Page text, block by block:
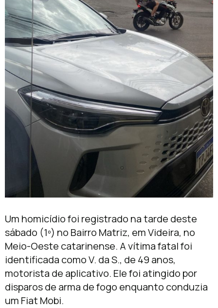
Um homicídio foi registrado na tarde deste
sábado (1º) no Bairro Matriz, em Videira, no
Meio-Oeste catarinense. A vítima fatal foi
identificada como V. da S., de 49 anos,
motorista de aplicativo. Ele foi atingido por
disparos de arma de fogo enquanto conduzia
um Fiat Mobi.